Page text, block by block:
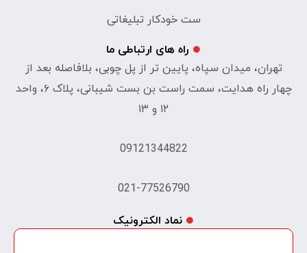
ست خودکار تبلیغاتی
راه های ارتباطی ما
تهران، میدان سپاه، پایین تر از پل چوبی، بلافاصله بعد از
چهار راه هدایت، سمت راست بن بست شیبانی، پلاک ۶، واحد
۱۲ و ۱۳
09121344822
021-77526790
نماد الکترونیک